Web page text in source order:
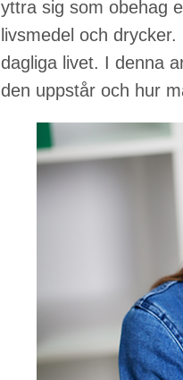
yttra sig som obehag
livsmedel och
dagliga livet. I denna
den uppstår och hur